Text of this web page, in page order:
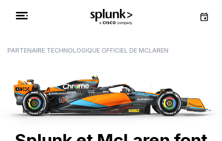
PARTENAIRE TECHNOLOGIQUE OFFICIEL DE MCLAREN